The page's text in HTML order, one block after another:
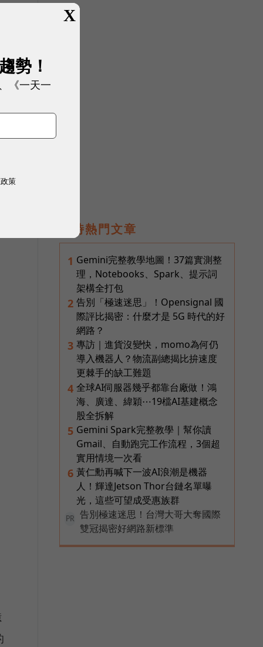
即時熱門文章
1 Gemini完整教學地圖！37篇實測整
理，Notebooks、Spark、提示詞
架構全打包
2 告別「極速迷思」！Opensignal 國
際評比揭密：什麼才是 5G 時代的好
網路？
3 專訪｜進貨沒變快，momo為何仍
導入機器人？物流副總揭比拚速度
更棘手的缺工難題
4 全球AI伺服器幾乎都靠台廠做！鴻
海、廣達、緯穎⋯19檔AI基建概念
股全拆解
5 Gemini Spark完整教學｜幫你讀
Gmail、自動跑完工作流程，3個超
實用情境一次看
6 黃仁勳再喊下一波AI浪潮是機器
人！輝達Jetson Thor台鏈名單曝
光，這些可望成受惠族群
PR
告別極速迷思！台灣大哥大奪國際
雙冠揭密好網路新標準
X
勢！
《一天一
策